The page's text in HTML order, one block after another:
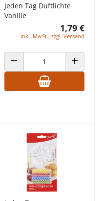
Jeden Tag Duftlichte
Vanille
1,79 €
inkl. MwSt., zzgl. Versand
ANZAHL VERRINGERN ANZAHL